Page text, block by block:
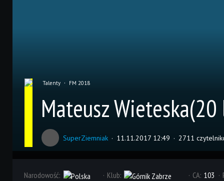
Talenty FM 2018
Mateusz Wieteska(20
SuperZiemniak 11.11.2017 12:49 2711
Narodowość:
Klub:
CA: 103